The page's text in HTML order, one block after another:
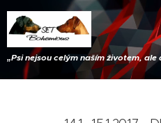
„Psi nejsou celým naším životem,